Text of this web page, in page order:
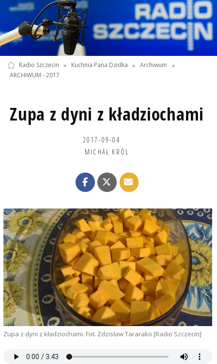
Radio Szczecin » Kuchnia Pana Dzidka » Archiwum
»
ARCHIWUM - 2017
Zupa z dyni z kładziochami
2017-09-04
MICHAŁ KRÓL
Zupa z dyni z kładziochami. Fot. Zdzisław Tararako [Radio Szczecin]